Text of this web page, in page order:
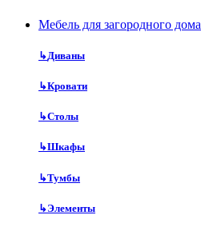
Мебель для загородного дома
↳Диваны
↳Кровати
↳Столы
↳Шкафы
↳Тумбы
↳Элементы